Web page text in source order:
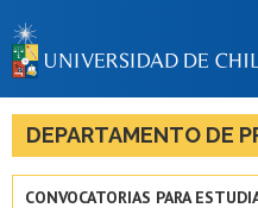
LA
DEPARTAMENTO DE
CONVOCATORIAS PARA